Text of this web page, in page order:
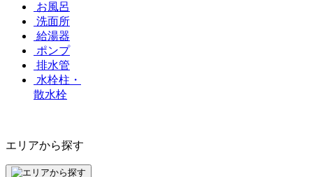
お風呂
洗面所
給湯器
ポンプ
排水管
水栓柱・
散水栓
エリアから探す